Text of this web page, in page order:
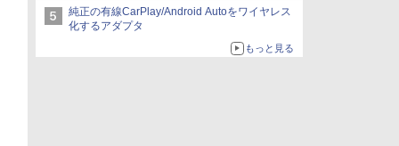
純正の有線CarPlay/Android Autoをワイヤレス
化するアダプタ
もっと見る